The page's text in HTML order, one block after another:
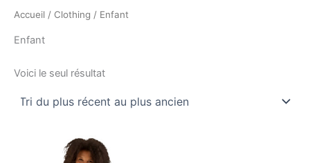
Accueil / Clothing / Enfant
Enfant
Voici le seul résultat